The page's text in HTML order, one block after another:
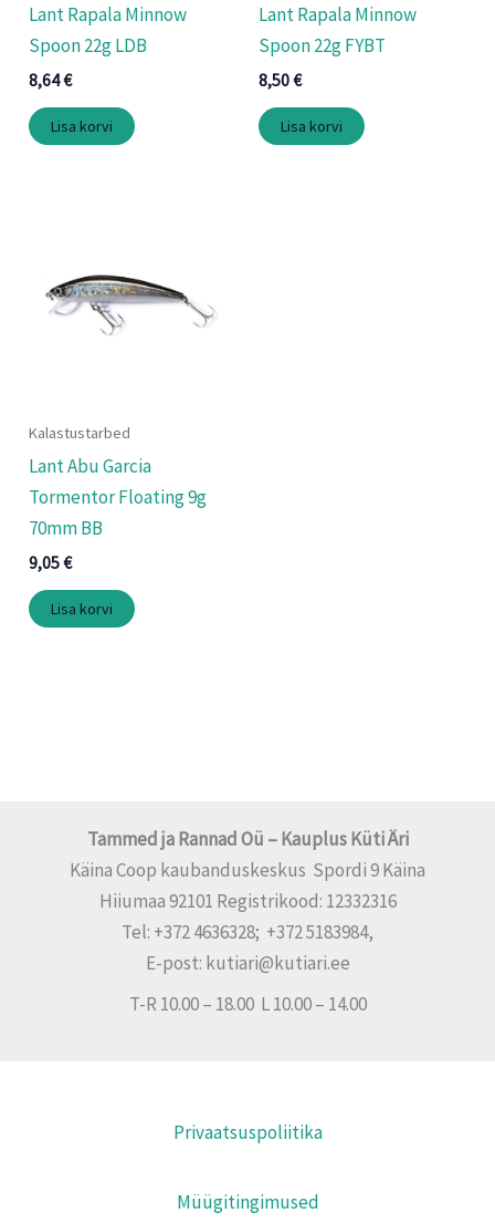
Lant Rapala Minnow
Spoon 22g LDB
8,64€
Lisa korvi
Lant Rapala Minnow
Spoon 22g FYBT
8,50€
Lisa korvi
Kalastustarbed
Lant Abu Garcia
Tormentor Floating 9g
70mm BB
9,05€
Lisa korvi
Tammed ja Rannad Oü – Kauplus Küti Äri
Käina Coop kaubanduskeskus Spordi 9 Käina
Hiiumaa 92101 Registrikood: 12332316
Tel: +372 4636328; +372 5183984,
E-post: kutiari@kutiari.ee
T-R 10.00 – 18.00 L 10.00 – 14.00
Privaatsuspoliitika
Müügitingimused